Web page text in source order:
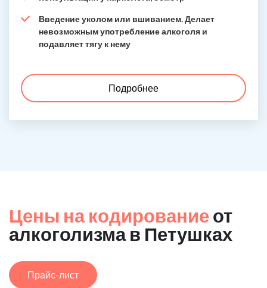
Введение уколом или вшиванием. Делает
невозможным употребление алкоголя и
подавляет тягу к нему
Подробнее
Цены на кодирование от
алкоголизма в Петушках
Прайс-лист